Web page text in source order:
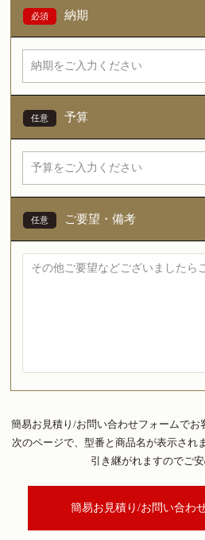
納期
予算
ご要望・備考
簡易お見積り/お問い合わせフォームでお
次のページで、型番と商品名が表示され
引き継がれますのでご安
簡易お見積り/お問い合わ